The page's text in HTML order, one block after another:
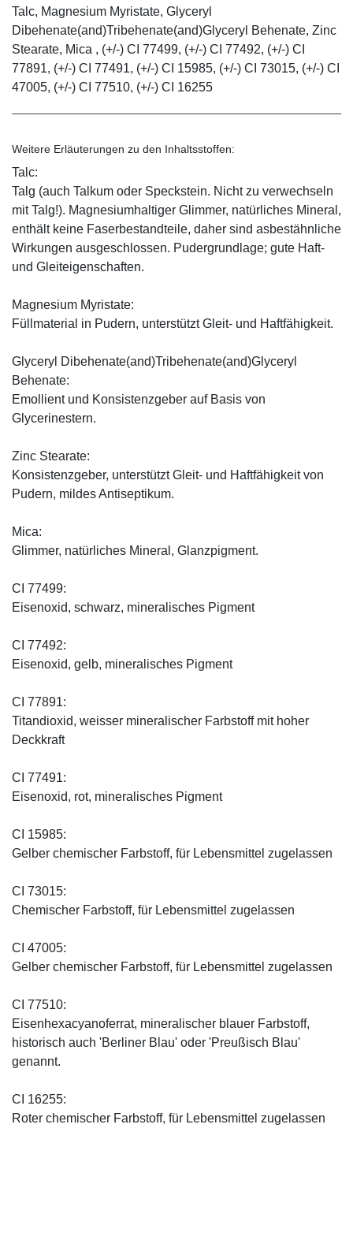
Talc, Magnesium Myristate, Glyceryl
Dibehenate(and)Tribehenate(and)Glyceryl Behenate, Zinc
Stearate, Mica , (+/-) CI 77499, (+/-) CI 77492, (+/-) CI
77891, (+/-) CI 77491, (+/-) CI 15985, (+/-) CI 73015, (+/-) CI
47005, (+/-) CI 77510, (+/-) CI 16255
Weitere Erläuterungen zu den Inhaltsstoffen:
Talc:
Talg (auch Talkum oder Speckstein. Nicht zu verwechseln
mit Talg!). Magnesiumhaltiger Glimmer, natürliches Mineral,
enthält keine Faserbestandteile, daher sind asbestähnliche
Wirkungen ausgeschlossen. Pudergrundlage; gute Haft-
und Gleiteigenschaften.
Magnesium Myristate:
Füllmaterial in Pudern, unterstützt Gleit- und Haftfähigkeit.
Glyceryl Dibehenate(and)Tribehenate(and)Glyceryl
Behenate:
Emollient und Konsistenzgeber auf Basis von
Glycerinestern.
Zinc Stearate:
Konsistenzgeber, unterstützt Gleit- und Haftfähigkeit von
Pudern, mildes Antiseptikum.
Mica:
Glimmer, natürliches Mineral, Glanzpigment.
CI 77499:
Eisenoxid, schwarz, mineralisches Pigment
CI 77492:
Eisenoxid, gelb, mineralisches Pigment
CI 77891:
Titandioxid, weisser mineralischer Farbstoff mit hoher
Deckkraft
CI 77491:
Eisenoxid, rot, mineralisches Pigment
CI 15985:
Gelber chemischer Farbstoff, für Lebensmittel zugelassen
CI 73015:
Chemischer Farbstoff, für Lebensmittel zugelassen
CI 47005:
Gelber chemischer Farbstoff, für Lebensmittel zugelassen
CI 77510:
Eisenhexacyanoferrat, mineralischer blauer Farbstoff,
historisch auch 'Berliner Blau' oder 'Preußisch Blau'
genannt.
CI 16255:
Roter chemischer Farbstoff, für Lebensmittel zugelassen